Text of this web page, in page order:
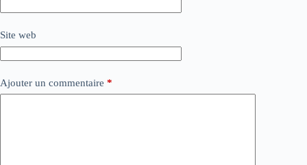
Site web
Ajouter un commentaire *